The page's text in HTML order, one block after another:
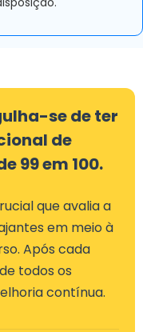
se de ter
de
99 em 100.
que avalia a
em meio à
Após cada
todos os
contínua.